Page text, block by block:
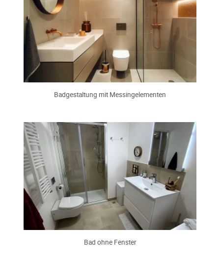
Badgestaltung mit Messingelementen
Bad ohne Fenster